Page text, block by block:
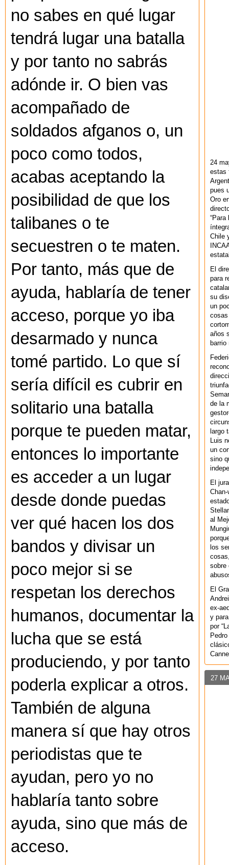
no sabes en qué lugar
tendrá lugar una batalla
y por tanto no sabrás
adónde ir. O bien vas
acompañado de
soldados afganos o, un
poco como todos,
acabas aceptando la
posibilidad de que los
talibanes o te
secuestren o te maten.
Por tanto, más que de
ayuda, hablaría de tener
acceso, porque yo iba
desarmado y nunca
tomé partido. Lo que sí
sería difícil es cubrir en
solitario una batalla
porque te pueden matar,
entonces lo importante
es acceder a un lugar
desde donde puedas
ver qué hacen los dos
bandos y divisar un
poco mejor si se
respetan los derechos
humanos, documentar la
lucha que se está
produciendo, y por tanto
poderla explicar a otros.
También de alguna
manera sí que hay otros
periodistas que te
ayudan, pero yo no
hablaría tanto sobre
ayuda, sino que más de
acceso.
24
estas
pues
Oro
“Para
Chile
El
para
su
un
cosas
años
de la
largo
Luis
un
sino
El
al
los
sobre
El
ex-
y
por
27